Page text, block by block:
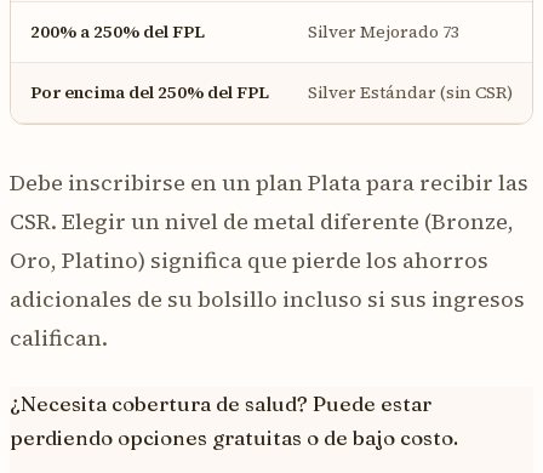
200% a 250% del FPL Silver Mejorado 73
Por encima del 250% del FPL Silver Estándar (sin CSR)
Debe inscribirse en un plan Plata para recibir las
CSR. Elegir un nivel de metal diferente (Bronze,
Oro, Platino) significa que pierde los ahorros
adicionales de su bolsillo incluso si sus ingresos
califican.
¿Necesita cobertura de salud? Puede estar
perdiendo opciones gratuitas o de bajo costo.